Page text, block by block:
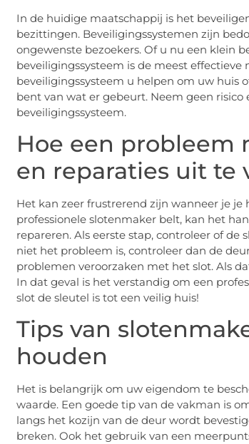
In de huidige maatschappij is het
bezittingen. Beveiligingssystemen zijn
ongewenste bezoekers. Of u nu een klein
beveiligingssysteem is de meest
beveiligingssysteem u helpen om uw huis
bent van wat er gebeurt. Neem geen
beveiligingssysteem.
Hoe een probleem
en reparaties uit te
Het kan zeer frustrerend zijn wanneer je
professionele slotenmaker belt, kan het
repareren. Als eerste stap, controleer of
niet het probleem is, controleer dan de
problemen veroorzaken met het slot. Als
In dat geval is het verstandig om een
slot de sleutel is tot een veilig huis!
Tips van
houden
Het is belangrijk om uw eigendom te
waarde. Een goede tip van de vakman is
langs het kozijn van de deur wordt
breken. Ook het gebruik van een